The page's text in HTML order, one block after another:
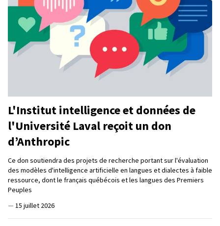
L'Institut intelligence et données de
l'Université Laval reçoit un don
d’Anthropic
Ce don soutiendra des projets de recherche portant sur l'évaluation
des modèles d'intelligence artificielle en langues et dialectes à faible
ressource, dont le français québécois et les langues des Premiers
Peuples
— 15 juillet 2026